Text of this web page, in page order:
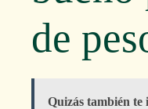
de
Quizás también te